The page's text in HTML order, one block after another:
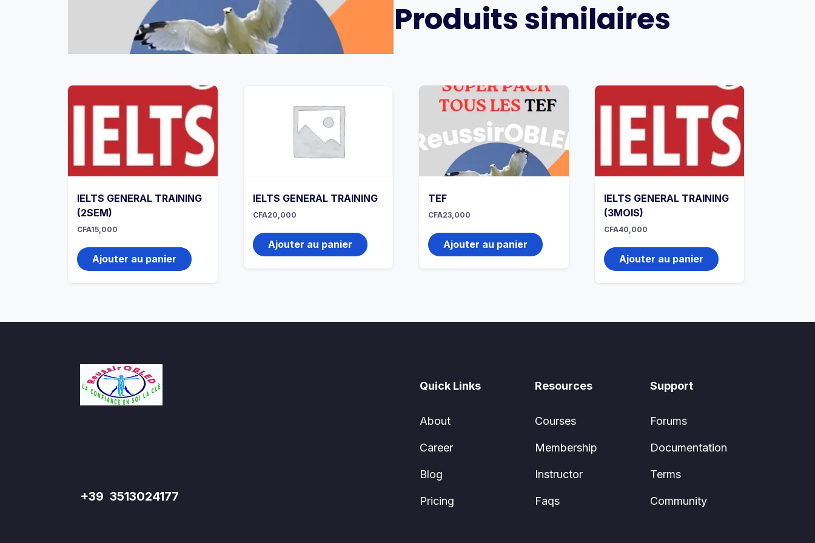
Produits similaires
IELTS GENERAL TRAINING
(2SEM)
CFA15,000
Ajouter au panier
IELTS GENERAL TRAINING
CFA20,000
Ajouter au panier
TEF
CFA23,000
Ajouter au panier
IELTS GENERAL TRAINING
(3MOIS)
CFA40,000
Ajouter au panier
+39 3513024177
Quick Links
About
Career
Blog
Pricing
Resources
Courses
Membership
Instructor
Faqs
Support
Forums
Documentation
Terms
Community